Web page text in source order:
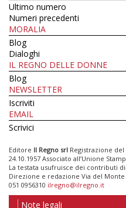
Ultimo numero
Numeri precedenti
MORALIA
Blog
Dialoghi
IL REGNO DELLE DONNE
Blog
NEWSLETTER
Iscriviti
EMAIL
Scrivici
Editore Il Regno srl Registrazione
24.10.1957 Associato all’Unione
La testata usufruisce dei contributi
Direzione e redazione Via del Monte
051 0956310 ilregno@ilregno.it
Note legali